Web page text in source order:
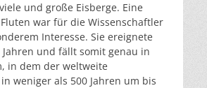
und große Eisberge. Eine
war für die Wissenschaftler
Interesse. Sie ereignete
Jahren und fällt somit genau in
in dem der weltweite
weniger als 500 Jahren um bis